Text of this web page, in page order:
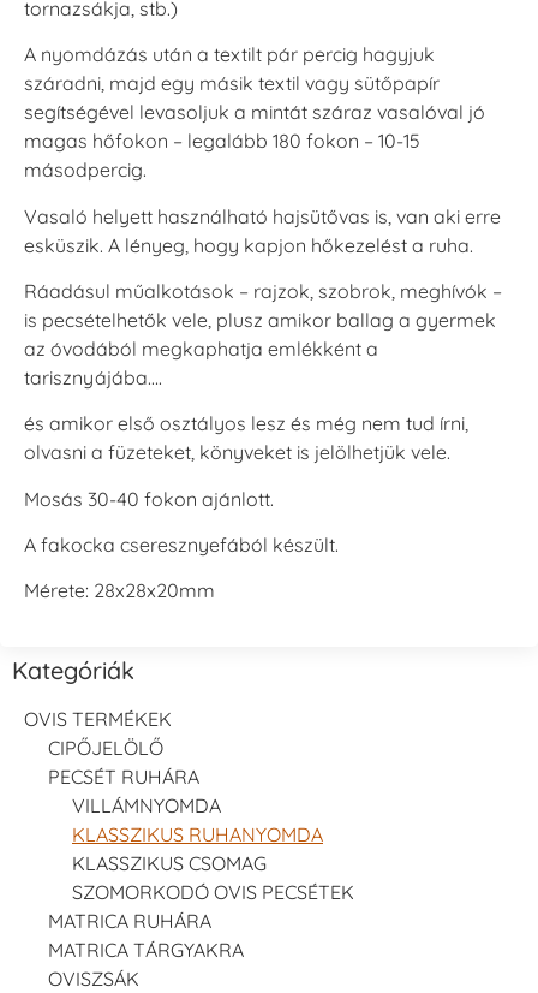
tornazsákja, stb.)
A nyomdázás után a textilt pár percig hagyjuk
száradni, majd egy másik textil vagy sütőpapír
segítségével levasoljuk a mintát száraz vasalóval jó
magas hőfokon – legalább 180 fokon – 10-15
másodpercig.
Vasaló helyett használható hajsütővas is, van aki erre
esküszik. A lényeg, hogy kapjon hőkezelést a ruha.
Ráadásul műalkotások – rajzok, szobrok, meghívók –
is pecsételhetők vele, plusz amikor ballag a gyermek
az óvodából megkaphatja emlékként a
tarisznyájába….
és amikor első osztályos lesz és még nem tud írni,
olvasni a füzeteket, könyveket is jelölhetjük vele.
Mosás 30-40 fokon ajánlott.
A fakocka cseresznyefából készült.
Mérete: 28x28x20mm
Kategóriák
OVIS TERMÉKEK
CIPŐJELÖLŐ
PECSÉT RUHÁRA
VILLÁMNYOMDA
KLASSZIKUS RUHANYOMDA
KLASSZIKUS CSOMAG
SZOMORKODÓ OVIS PECSÉTEK
MATRICA RUHÁRA
MATRICA TÁRGYAKRA
OVISZSÁK